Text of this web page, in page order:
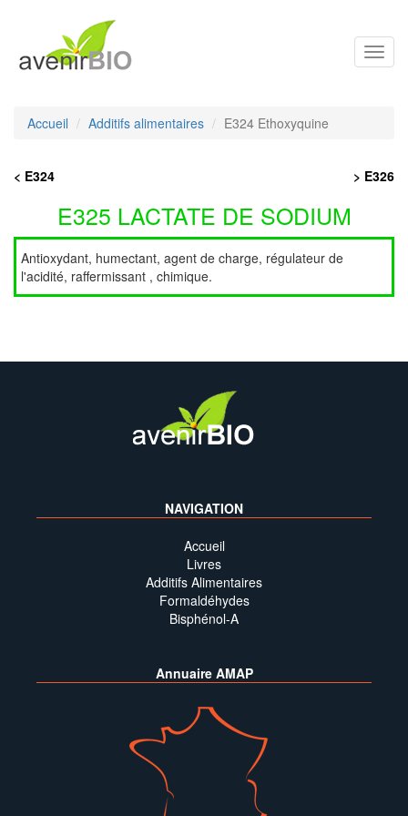
Accueil Additifs alimentaires E324 Ethoxyquine
< E324 > E326
E325 LACTATE DE SODIUM
Antioxydant, humectant, agent de charge, régulateur de
l'acidité, raffermissant , chimique.
NAVIGATION
Accueil
Livres
Additifs Alimentaires
Formaldéhydes
Bisphénol-A
Annuaire AMAP